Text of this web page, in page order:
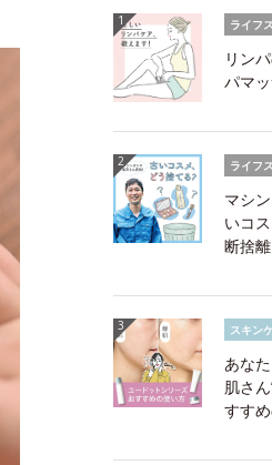
ライフ
リン
パマ
ライフ
マシ
いコ
断捨
スキン
あな
肌さ
すす